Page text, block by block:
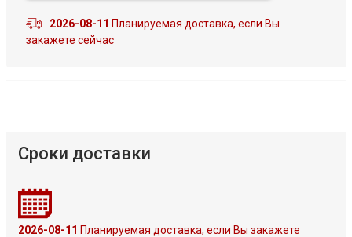
2026-08-11 Планируемая доставка, если Вы
закажете сейчас
Сроки доставки
2026-08-11 Планируемая доставка, если Вы закажете